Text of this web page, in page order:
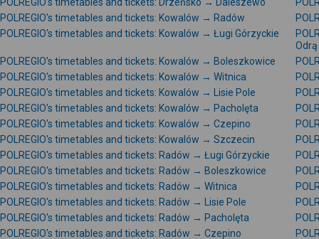
POLREGIO's timetables and tickets: Kowalów → Radów
POLREGIO's timetables and tickets: Kowalów → Ługi Górzyckie
Odrą
POLREGIO's timetables and tickets: Kowalów → Boleszkowice
POLREGIO's timetables and tickets: Kowalów → Witnica
POLREGIO's timetables and tickets: Kowalów → Lisie Pole
POLREGIO's timetables and tickets: Kowalów → Pacholęta
POLREGIO's timetables and tickets: Kowalów → Czepino
POLREGIO's timetables and tickets: Kowalów → Szczecin
POLREGIO's timetables and tickets: Radów → Ługi Górzyckie
POLREGIO's timetables and tickets: Radów → Boleszkowice
POLREGIO's timetables and tickets: Radów → Witnica
POLREGIO's timetables and tickets: Radów → Lisie Pole
POLREGIO's timetables and tickets: Radów → Pacholęta
POLREGIO's timetables and tickets: Radów → Czepino